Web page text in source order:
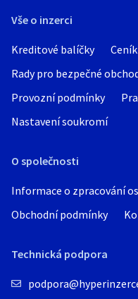
Vše o inzerci
Kreditové balíčky Ceník
Rady pro bezpečné
Provozní podmínky
Nastavení soukromí
O společnosti
Informace o zpracování
Obchodní podmínky
Technická podpora